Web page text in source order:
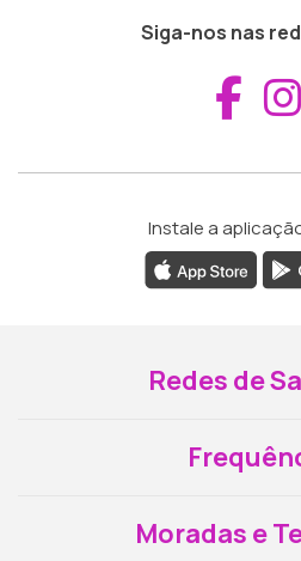
Siga-nos nas
Instale a
Redes de
Moradas e